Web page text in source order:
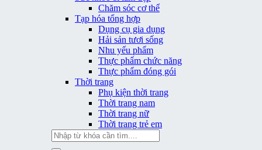
Chăm sóc cơ thể
Tạp hóa tổng hợp
Dụng cụ gia dụng
Hải sản tươi sống
Nhu yếu phẩm
Thực phẩm chức năng
Thực phẩm đóng gói
Thời trang
Phụ kiện thời trang
Thời trang nam
Thời trang nữ
Thời trang trẻ em
Tìm
kiếm: